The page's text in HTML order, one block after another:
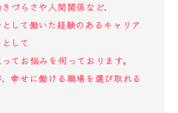
づらさや人間関係など、
して働いた経験のあるキャリア
して
てお悩みを伺っております。
幸せに働ける職場を選び取れる